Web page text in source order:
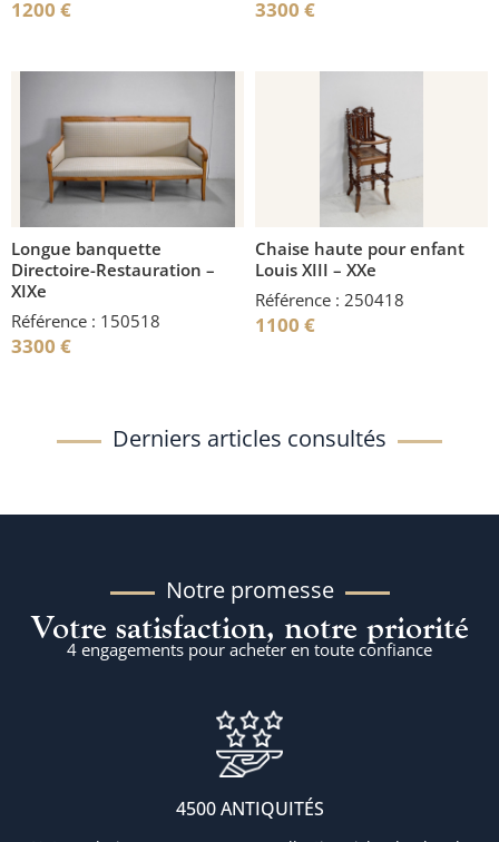
1200 € 3300 €
Longue banquette
Directoire-Restauration –
XIXe
Référence : 150518
3300 €
Chaise haute pour enfant
Louis XIII – XXe
Référence : 250418
1100 €
Derniers articles consultés
Notre promesse
Votre satisfaction, notre priorité
4 engagements pour acheter en toute confiance
4500 ANTIQUITÉS